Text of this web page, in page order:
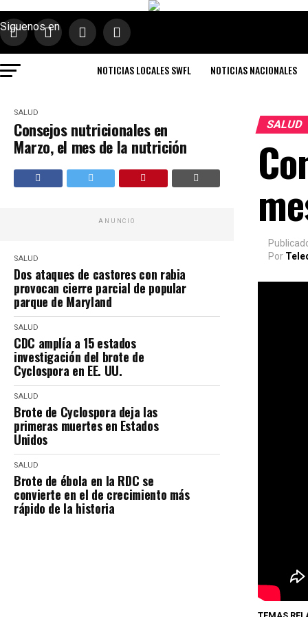
Siguenos en
NOTICIAS LOCALES SWFL NOTICIAS NACIONALES
SALUD
Consejos nutricionales en
Marzo, el mes de la nutrición
ANUNCIO
SALUD
Dos ataques de castores con rabia
provocan cierre parcial de popular
parque de Maryland
SALUD
CDC amplía a 15 estados
investigación del brote de
Cyclospora en EE. UU.
SALUD
Brote de Cyclospora deja las
primeras muertes en Estados
Unidos
SALUD
Brote de ébola en la RDC se
convierte en el de crecimiento más
rápido de la historia
SALUD
Por